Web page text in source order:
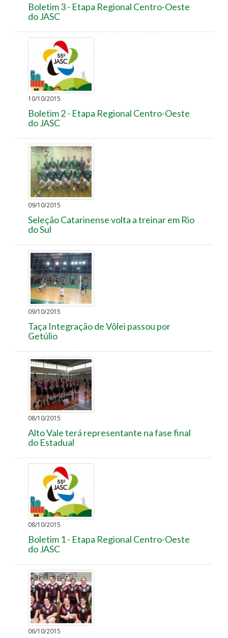
Boletim 3 - Etapa Regional Centro-Oeste
do JASC
10/10/2015
Boletim 2 - Etapa Regional Centro-Oeste
do JASC
09/10/2015
Seleção Catarinense volta a treinar em Rio
do Sul
09/10/2015
Taça Integração de Vôlei passou por
Getúlio
08/10/2015
Alto Vale terá representante na fase final
do Estadual
08/10/2015
Boletim 1 - Etapa Regional Centro-Oeste
do JASC
06/10/2015